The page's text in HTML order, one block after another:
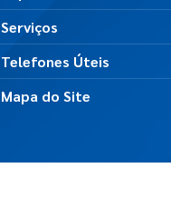
Serviços
Telefones Úteis
Mapa do Site